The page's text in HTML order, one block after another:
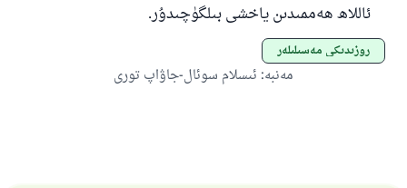
ئاللاھ ھەممىدىن ياخشى بىلگۈچىدۇر.
روزىدىكى مەسىلىلەر
مەنبە: ئىسلام سوئال-جاۋاپ تورى